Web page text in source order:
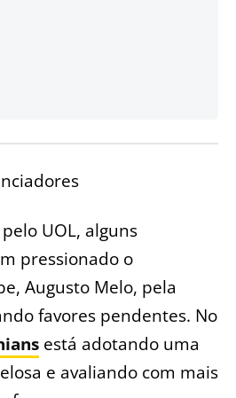
UOL, alguns
pressionado o
Augusto Melo, pela
favores pendentes. No
está adotando uma
e avaliando com mais